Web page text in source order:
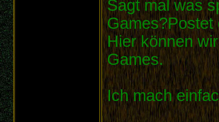
Sagt mal was
Games?Postet
Hier können
Games.
Ich mach